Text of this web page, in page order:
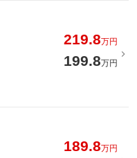
219.8万円
199.8万円
189.8万円